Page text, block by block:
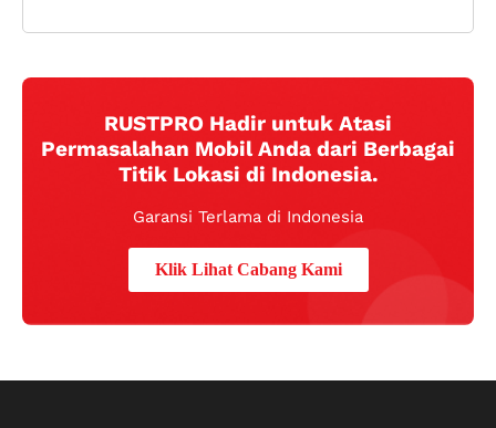
RUSTPRO Hadir untuk Atasi
Permasalahan Mobil Anda dari Berbagai
Titik Lokasi di Indonesia.
Garansi Terlama di Indonesia
Klik Lihat Cabang Kami